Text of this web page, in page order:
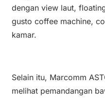
dengan view laut,
gusto coffee machine,
kamar.
Selain itu, Marcomm
melihat pemandangan